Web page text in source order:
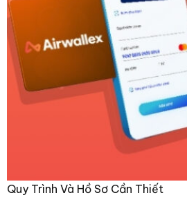
Quy Trình Và Hồ Sơ Cần Thiết